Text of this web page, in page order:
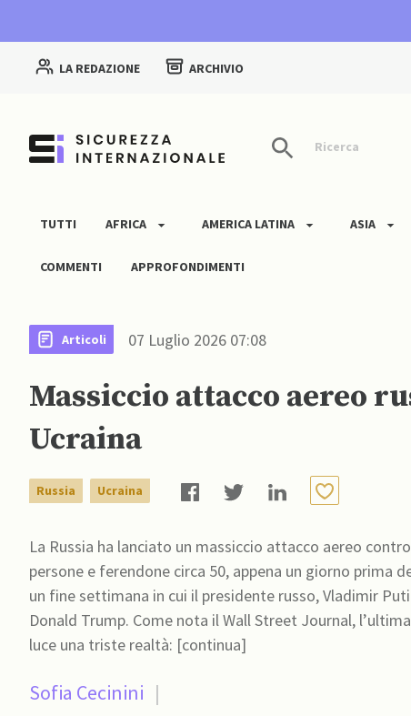
LA REDAZIONE ARCHIVIO
Ricerca
TUTTI AFRICA AMERICA LATINA ASIA
COMMENTI APPROFONDIMENTI
Articoli 07 Luglio 2026 07:08
Massiccio attacco aereo
Ucraina
Russia Ucraina
La Russia ha lanciato un massiccio attacco aereo
persone e ferendone circa 50, appena un giorno prima
un fine settimana in cui il presidente russo, Vladimir
Donald Trump. Come nota il Wall Street Journal, l’ultima offensiva russa contro la capitale ucraina ha messo in
luce una triste realtà: [continua]
Sofia Cecinini |